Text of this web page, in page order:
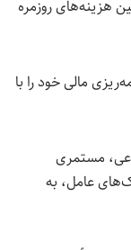
هزینه‌های روزمره
مالی خود را با
مستمری
طریق بانک‌های عامل، به